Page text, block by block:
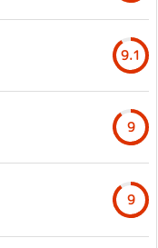
9.1
9
9